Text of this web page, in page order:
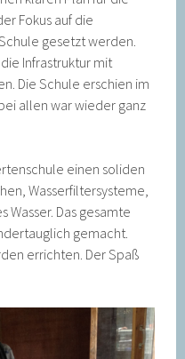
Fokus auf die
gesetzt werden.
Infrastruktur mit
Die Schule erschien im
allen war wieder ganz
einen soliden
Wasserfiltersysteme,
Das gesamte
gemacht.
errichten. Der Spaß